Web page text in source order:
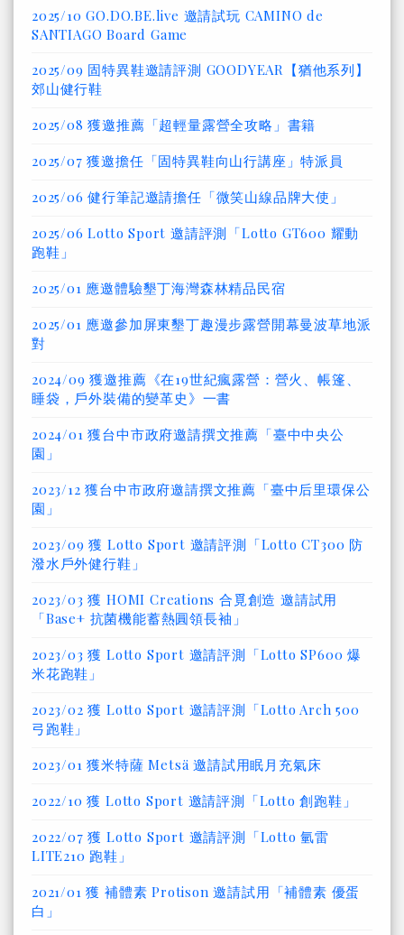
2025/10 GO.DO.BE.live 邀請試玩 CAMINO de
SANTIAGO Board Game
2025/09 固特異鞋邀請評測 GOODYEAR【猶他系列】
郊山健行鞋
2025/08 獲邀推薦「超輕量露營全攻略」書籍
2025/07 獲邀擔任「固特異鞋向山行講座」特派員
2025/06 健行筆記邀請擔任「微笑山線品牌大使」
2025/06 Lotto Sport 邀請評測「Lotto GT600 耀動
跑鞋」
2025/01 應邀體驗墾丁海灣森林精品民宿
2025/01 應邀參加屏東墾丁趣漫步露營開幕曼波草地派
對
2024/09 獲邀推薦《在19世紀瘋露營：營火、帳篷、
睡袋，戶外裝備的變革史》一書
2024/01 獲台中市政府邀請撰文推薦「臺中中央公
園」
2023/12 獲台中市政府邀請撰文推薦「臺中后里環保公
園」
2023/09 獲 Lotto Sport 邀請評測「Lotto CT300 防
潑水戶外健行鞋」
2023/03 獲 HOMI Creations 合覓創造 邀請試用
「Base+ 抗菌機能蓄熱圓領長袖」
2023/03 獲 Lotto Sport 邀請評測「Lotto SP600 爆
米花跑鞋」
2023/02 獲 Lotto Sport 邀請評測「Lotto Arch 500
弓跑鞋」
2023/01 獲米特薩 Metsä 邀請試用眠月充氣床
2022/10 獲 Lotto Sport 邀請評測「Lotto 創跑鞋」
2022/07 獲 Lotto Sport 邀請評測「Lotto 氫雷
LITE210 跑鞋」
2021/01 獲 補體素 Protison 邀請試用「補體素 優蛋
白」